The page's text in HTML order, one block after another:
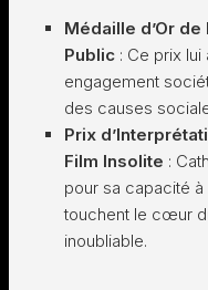
Médaille d’Or
Public : Ce prix
engagement
des causes
Prix
Film Insolite :
pour sa capacité
touchent le cœur
inoubliable.